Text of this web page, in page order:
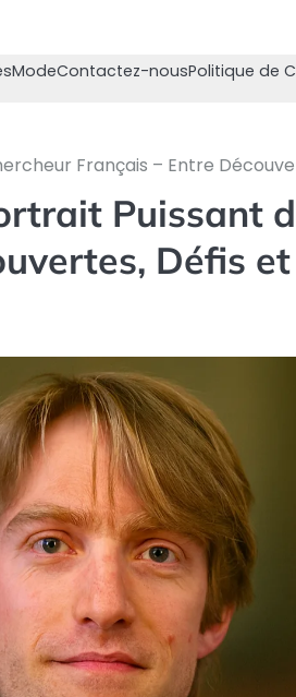
ModeContactez-nousPolitique de
Français – Entre
Puissant
Défis